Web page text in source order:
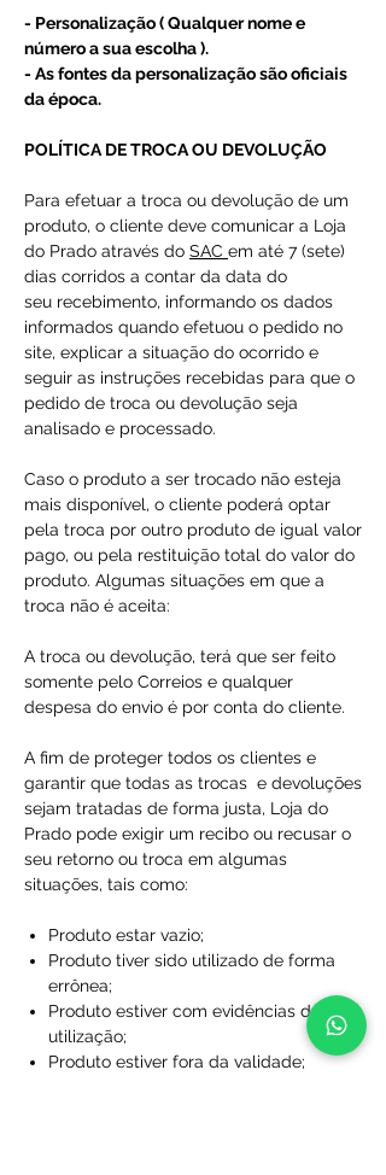
- Personalização ( Qualquer nome e
número a sua escolha ).
- As fontes da personalização são oficiais
da época.
POLÍTICA DE TROCA OU DEVOLUÇÃO
Para efetuar a troca ou devolução de um
produto, o cliente deve comunicar a Loja
do Prado através do SAC em até 7 (sete)
dias corridos a contar da data do
seu recebimento, informando os dados
informados quando efetuou o pedido no
site, explicar a situação do ocorrido e
seguir as instruções recebidas para que o
pedido de troca ou devolução seja
analisado e processado.
Caso o produto a ser trocado não esteja
mais disponível, o cliente poderá optar
pela troca por outro produto de igual valor
pago, ou pela restituição total do valor do
produto. Algumas situações em que a
troca não é aceita:
A troca ou devolução, terá que ser feito
somente pelo Correios e qualquer
despesa do envio é por conta do cliente.
A fim de proteger todos os clientes e
garantir que todas as trocas e devoluções
sejam tratadas de forma justa, Loja do
Prado pode exigir um recibo ou recusar o
seu retorno ou troca em algumas
situações, tais como:
Produto estar vazio;
Produto tiver sido utilizado de forma
errônea;
Produto estiver com evidências de
utilização;
Produto estiver fora da validade;